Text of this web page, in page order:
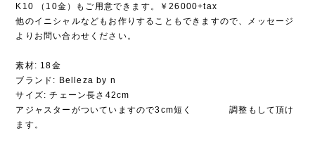
K10 （10金）もご用意できます。￥26000+tax
他のイニシャルなどもお作りすることもできますので、メッセージ
よりお問い合わせください。
素材: 18金
ブランド: Belleza by n
サイズ: チェーン長さ42cm
アジャスターがついていますので3cm短く 調整もして頂け
ます。